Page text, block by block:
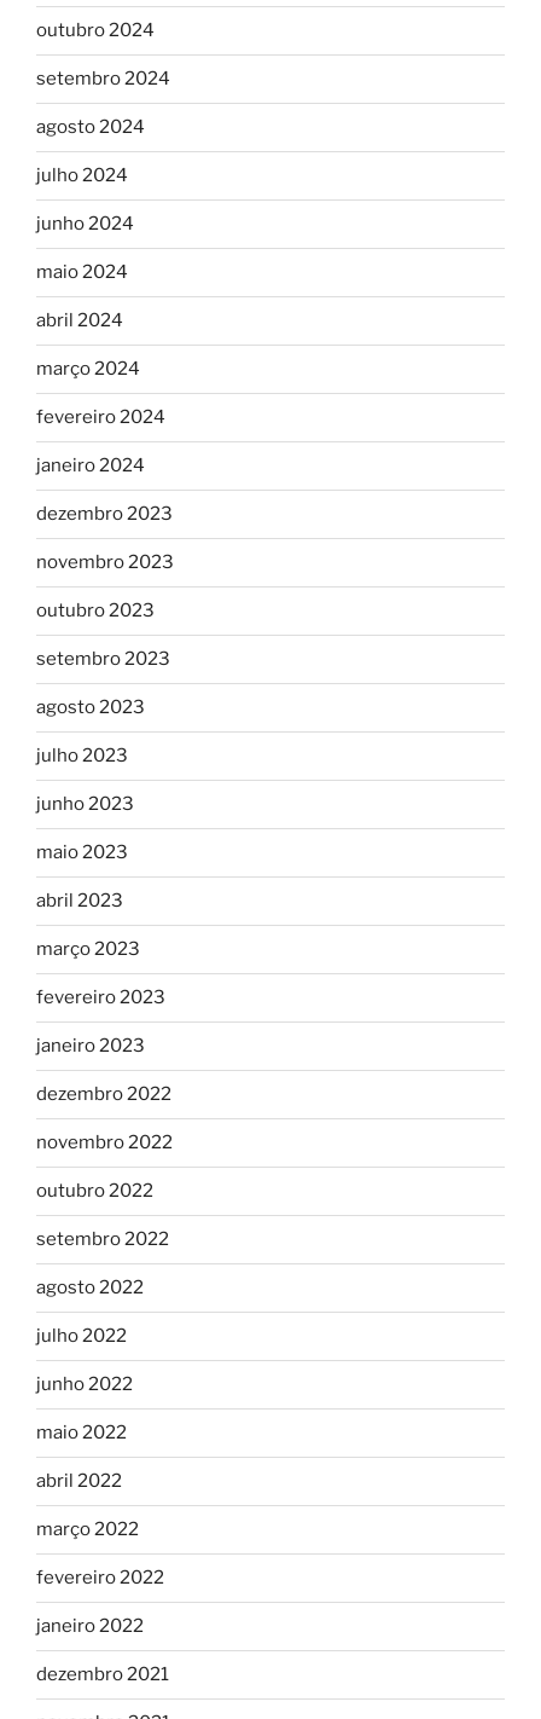
outubro 2024
setembro 2024
agosto 2024
julho 2024
junho 2024
maio 2024
abril 2024
março 2024
fevereiro 2024
janeiro 2024
dezembro 2023
novembro 2023
outubro 2023
setembro 2023
agosto 2023
julho 2023
junho 2023
maio 2023
abril 2023
março 2023
fevereiro 2023
janeiro 2023
dezembro 2022
novembro 2022
outubro 2022
setembro 2022
agosto 2022
julho 2022
junho 2022
maio 2022
abril 2022
março 2022
fevereiro 2022
janeiro 2022
dezembro 2021